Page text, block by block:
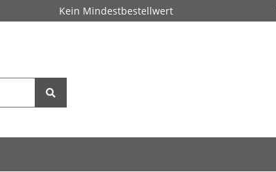
Kein Mindestbestellwert